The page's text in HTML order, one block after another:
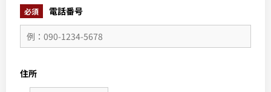
必須 電話番号
住所